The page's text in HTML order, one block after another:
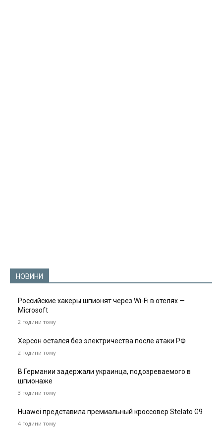
НОВИНИ
Российские хакеры шпионят через Wi-Fi в отелях —
Microsoft
2 години тому
Херсон остался без электричества после атаки РФ
2 години тому
В Германии задержали украинца, подозреваемого в
шпионаже
3 години тому
Huawei представила премиальный кроссовер Stelato G9
4 години тому